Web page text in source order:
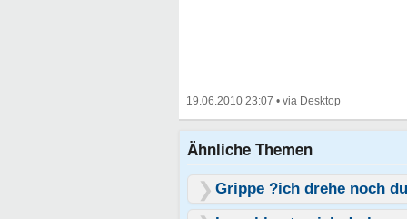
19.06.2010 23:07 •
Ähnliche Themen
Grippe ?ich drehe noch